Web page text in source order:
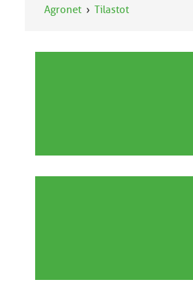
Agronet Tilastot